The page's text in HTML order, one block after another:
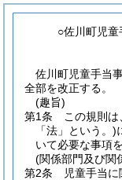
○佐川町児童
佐川町児童手当
全部を改正する。
(趣旨)
第1条
この規則
「法」という。)
いて必要な事項
(関係部門及び関
第2条
児童手当に